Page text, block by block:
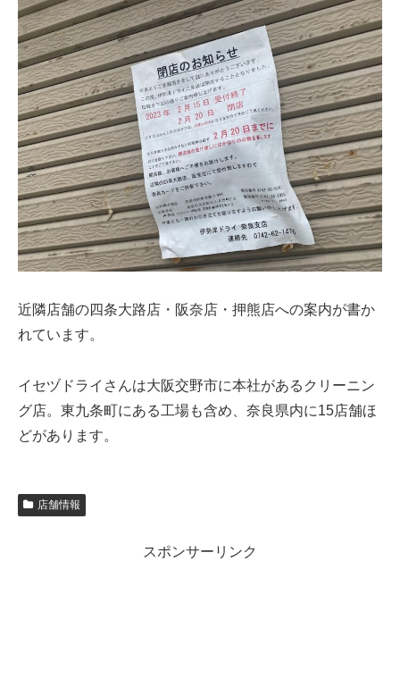
近隣店舗の四条大路店・阪奈店・押熊店への案内が書か
れています。
イセヅドライさんは大阪交野市に本社があるクリーニン
グ店。東九条町にある工場も含め、奈良県内に15店舗ほ
どがあります。
店舗情報
スポンサーリンク